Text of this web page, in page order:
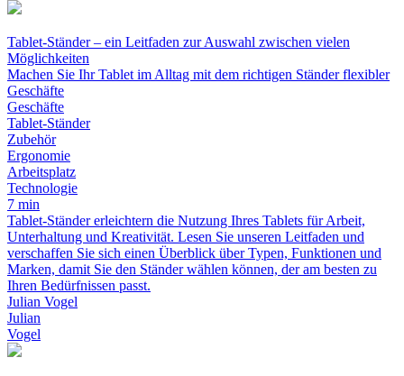
Tablet-Ständer – ein Leitfaden zur Auswahl zwischen vielen
Möglichkeiten
Machen Sie Ihr Tablet im Alltag mit dem richtigen Ständer flexibler
Geschäfte
Geschäfte
Tablet-Ständer
Zubehör
Ergonomie
Arbeitsplatz
Technologie
7 min
Tablet-Ständer erleichtern die Nutzung Ihres Tablets für Arbeit,
Unterhaltung und Kreativität. Lesen Sie unseren Leitfaden und
verschaffen Sie sich einen Überblick über Typen, Funktionen und
Marken, damit Sie den Ständer wählen können, der am besten zu
Ihren Bedürfnissen passt.
Julian Vogel
Julian
Vogel